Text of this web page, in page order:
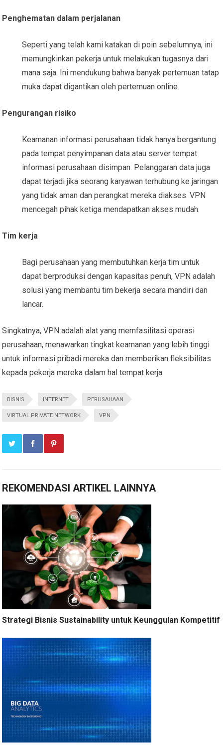
Penghematan dalam perjalanan
Seperti yang telah kami katakan di poin sebelumnya, ini
memungkinkan pekerja untuk melakukan tugasnya dari
mana saja. Ini mendukung bahwa banyak pertemuan tatap
muka dapat digantikan oleh pertemuan online.
Pengurangan risiko
Keamanan informasi perusahaan tidak hanya bergantung
pada tempat penyimpanan data atau server tempat
informasi perusahaan disimpan. Pelanggaran data juga
dapat terjadi jika seorang karyawan terhubung ke jaringan
yang tidak aman dan perangkat mereka diakses. VPN
mencegah pihak ketiga mendapatkan akses mudah.
Tim kerja
Bagi perusahaan yang membutuhkan kerja tim untuk
dapat berproduksi dengan kapasitas penuh, VPN adalah
solusi yang membantu tim bekerja secara mandiri dan
lancar.
Singkatnya, VPN adalah alat yang memfasilitasi operasi
perusahaan, menawarkan tingkat keamanan yang lebih tinggi
untuk informasi pribadi mereka dan memberikan fleksibilitas
kepada pekerja mereka dalam hal tempat kerja.
BISNIS INTERNET PERUSAHAAN
VIRTUAL PRIVATE NETWORK VPN
REKOMENDASI ARTIKEL LAINNYA
Strategi Bisnis Sustainability untuk Keunggulan Kompetitif